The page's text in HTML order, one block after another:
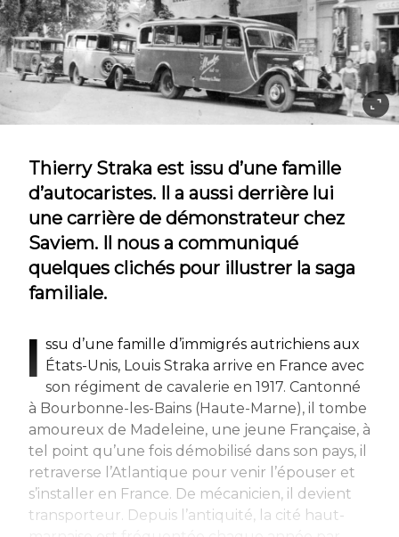
Thierry Straka est issu d’une famille
d’autocaristes. Il a aussi derrière lui
une carrière de démonstrateur chez
Saviem. Il nous a communiqué
quelques clichés pour illustrer la saga
familiale.
I ssu d’une famille d’immigrés autrichiens aux
États-Unis, Louis Straka arrive en France avec
son régiment de cavalerie en 1917. Cantonné
à Bourbonne-les-Bains (Haute-Marne), il tombe
amoureux de Madeleine, une jeune Française, à
tel point qu’une fois démobilisé dans son pays, il
retraverse l’Atlantique pour venir l’épouser et
s’installer en France. De mécanicien, il devient
transporteur. Depuis l’antiquité, la cité haut-